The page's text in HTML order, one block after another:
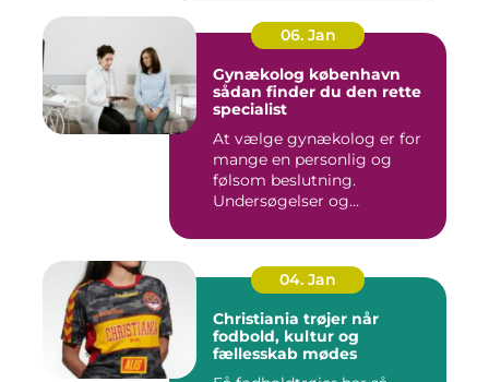
06. Jan
Gynækolog københavn
sådan finder du den rette
specialist
At vælge gynækolog er for
mange en personlig og
følsom beslutning.
Undersøgelser og
04. Jan
Christiania trøjer når
fodbold, kultur og
fællesskab mødes